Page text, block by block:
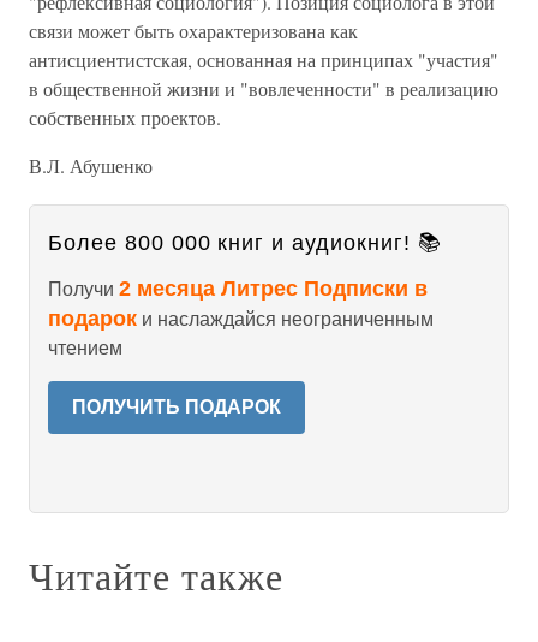
связи может быть охарактеризована как
антисциентистская, основанная на принципах "участия"
в общественной жизни и "вовлеченности" в реализацию
собственных проектов.
В.Л. Абушенко
Более 800 000 книг и аудиокниг! 📚
Получи 2 месяца Литрес Подписки в
подарок и наслаждайся неограниченным
чтением
ПОЛУЧИТЬ ПОДАРОК
Читайте также